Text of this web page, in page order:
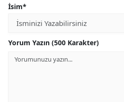
İsim*
Yorum Yazın (500 Karakter)